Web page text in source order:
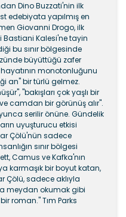
Dino Buzzati'nin ilk
edebiyata yapılmış en
Giovanni Drogo, ilk
Bastiani Kalesi'ne tayin
bu sınır bölgesinde
büyüttüğü zafer
monotonluğunu
an" bir türlü gelmez.
"bakışları çok yaşlı bir
camdan bir görünüş alır".
serilir önüne. Gündelik
uyuşturucu etkisi
Çölü'nün sadece
sınır bölgesi
Camus ve Kafka'nın
karmaşık bir boyut katan,
Çölü, sadece aklıyla
meydan okumak gibi
roman." Tım Parks